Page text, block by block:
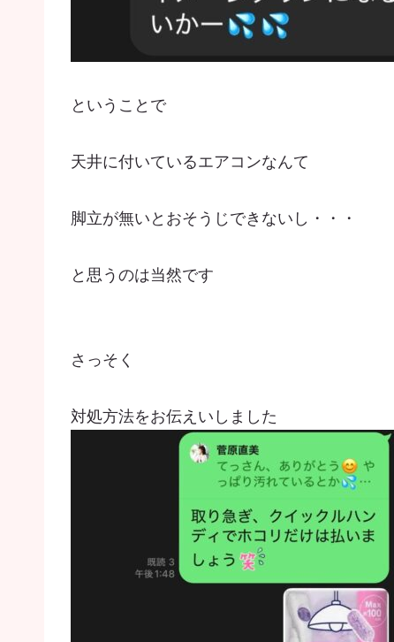
ということで
天井に付いているエアコンなんて
脚立が無いとおそうじできないし・・・
と思うのは当然です
さっそく
対処方法をお伝えいしました